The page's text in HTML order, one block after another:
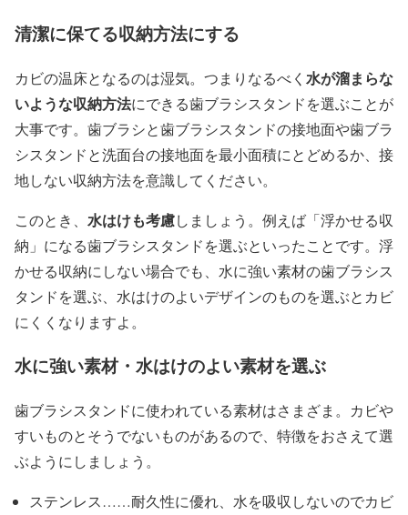
清潔に保てる収納方法にする
カビの温床となるのは湿気。つまりなるべく 水が溜まらな
いような収納方法にできる歯ブラシスタンドを選ぶことが
大事です。歯ブラシと歯ブラシスタンドの接地面や歯ブラ
シスタンドと洗面台の接地面を最小面積にとどめるか、接
地しない収納方法を意識してください。
このとき、 水はけも考慮しましょう。例えば「浮かせる収
納」になる歯ブラシスタンドを選ぶといったことです。浮
かせる収納にしない場合でも、水に強い素材の歯ブラシス
タンドを選ぶ、水はけのよいデザインのものを選ぶとカビ
にくくなりますよ。
水に強い素材・水はけのよい素材を選ぶ
歯ブラシスタンドに使われている素材はさまざま。カビや
すいものとそうでないものがあるので、特徴をおさえて選
ぶようにしましょう。
ステンレス……耐久性に優れ、水を吸収しないのでカビ